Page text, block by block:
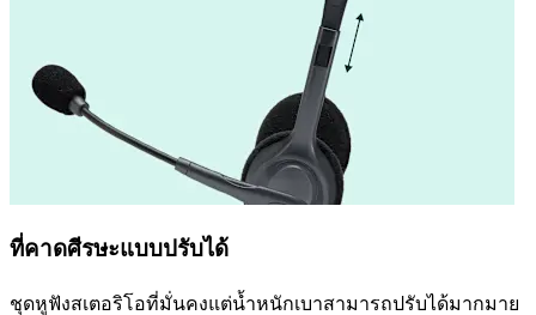
ที่คาดศีรษะแบบปรับได้
ชุดหูฟังสเตอริโอที่มั่นคงแต่น้ำหนักเบาสามารถปรับได้มากมาย